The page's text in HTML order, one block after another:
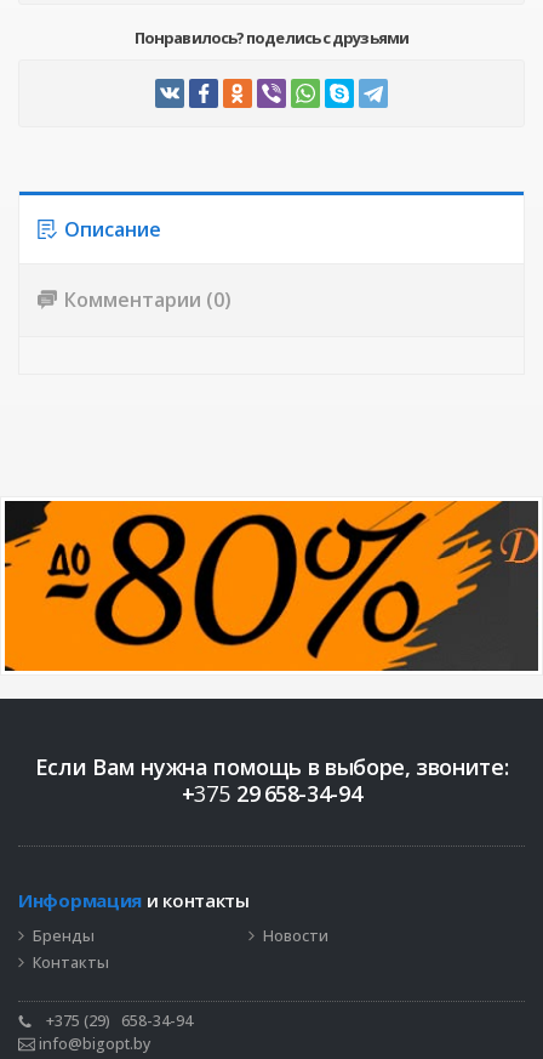
Понравилось? поделись с друзьями
Описание
Комментарии (0)
Если Вам нужна помощь в выборе, звоните:
+375 29658-34-94
Информация и контакты
Бренды
Новости
Контакты
+375 (29)
658-34-94
info@bigopt.by